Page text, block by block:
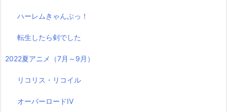
ハーレムきゃんぷっ！
転生したら剣でした
2022夏アニメ（7月～9月）
リコリス・リコイル
オーバーロードIV